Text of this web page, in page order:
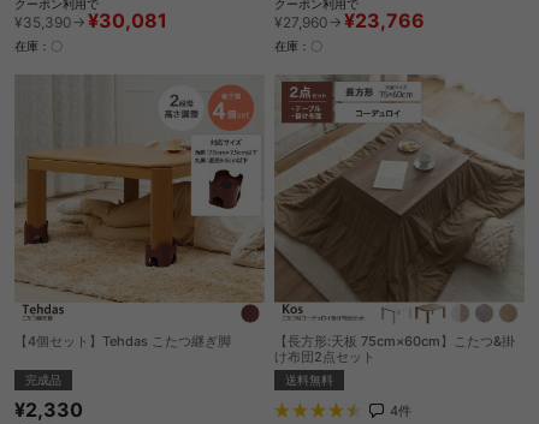
クーポン利用で
¥35,390→ ¥30,081
在庫：〇
クーポン利用で
¥27,960→ ¥23,766
在庫：〇
【4個セット】Tehdas こたつ継ぎ脚
完成品
¥2,330
【長方形:天板 75cm×60cm】こたつ&掛
け布団2点セット
送料無料
4件